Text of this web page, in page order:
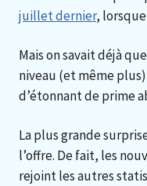
juillet dernier,
Mais on savait déjà
niveau (et même
d’étonnant de prime
La plus grande
l’offre. De fait, les
rejoint les autres